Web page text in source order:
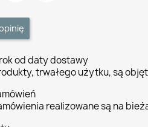
od daty dostawy
trwałego użytku, są
realizowane są na